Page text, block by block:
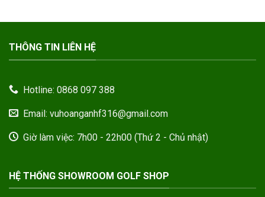
THÔNG TIN LIÊN HỆ
Hotline: 0868 097 388
Email: vuhoanganhf316@gmail.com
Giờ làm việc: 7h00 - 22h00 (Thứ 2 - Chủ nhật)
HỆ THỐNG SHOWROOM GOLF SHOP